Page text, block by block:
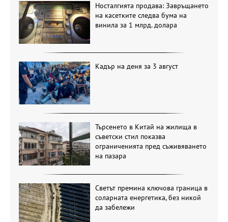
Носталгията продава: Завръщането
на касетките следва бума на
винила за 1 млрд. долара
Кадър на деня за 3 август
Търсенето в Китай на жилища в
съветски стил показва
ограниченията пред съживяването
на пазара
Светът премина ключова граница в
соларната енергетика, без никой
да забележи